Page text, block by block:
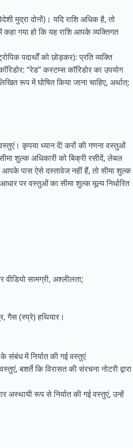
मुद्रा दोनों)। यदि राशि अधिक है, तो
गया हो कि यह राशि आपके व्यक्तिगत
पदार्थों को छोड़कर): प्रति व्यक्ति
“रेड” कस्टम्स कॉरिडोर का उपयोग
रूप में घोषित किया जाना चाहिए, अर्थात्:
कृपया ध्यान दें! करों की गणना वस्तुओं
शुल्क अधिकारी को बिक्री रसीदें, लेबल
पास ऐसे दस्तावेज नहीं हैं, तो सीमा शुल्क
पर वस्तुओं का सीमा शुल्क मूल्य निर्धारित
सामग्री, अश्लीलता;
गैस (स्प्रे) हथियार।
संबंध में निर्यात की गई वस्तुएं
बशर्ते कि विरासत की संरचना नोटरी द्वारा
अस्थायी रूप से निर्यात की गई वस्तुएं, उन्हें